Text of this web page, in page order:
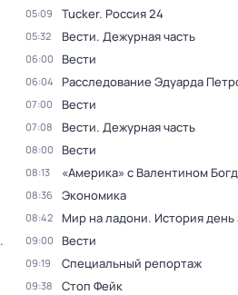
.
05:09 Tucker. Россия 24
05:32 Вести. Дежурная часть
06:00 Вести
06:04 Расследование Эдуарда
07:00 Вести
07:08 Вести. Дежурная часть
08:00 Вести
08:13 «Америка» с Валентином
08:36 Экономика
08:42 Мир на ладони. История день
09:00 Вести
09:19 Специальный репортаж
09:38 Стоп Фейк